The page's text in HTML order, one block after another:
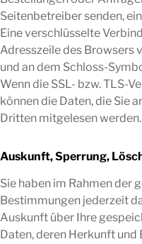
Seitenbetreiber senden,
Eine verschlüsselte
Adresszeile des Browsers
und an dem Schloss-
Wenn die SSL- bzw. TLS-
können die Daten, die Sie
Dritten mitgelesen werden.
Auskunft, Sperrung,
Sie haben im Rahmen der
Bestimmungen jederzeit
Auskunft über Ihre
Daten, deren Herkunft